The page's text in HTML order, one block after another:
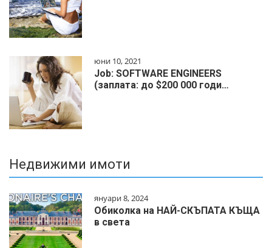
юни 10, 2021
Job: SOFTWARE ENGINEERS
(заплата: до $200 000 годи…
Недвижими имоти
януари 8, 2024
Обиколка на НАЙ-СКЪПАТА КЪЩА
в света